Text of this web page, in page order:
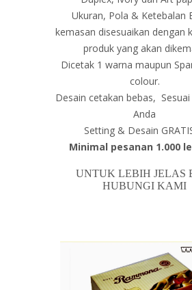
Ukuran, Pola & Ketebalan
kemasan disesuaikan dengan
produk yang akan
Dicetak 1 warna maupun
colour.
Desain cetakan bebas, Sesuai
Anda
Setting & Desain
Minimal pesanan 1.000
UNTUK LEBIH JELAS
HUBUNGI KAMI